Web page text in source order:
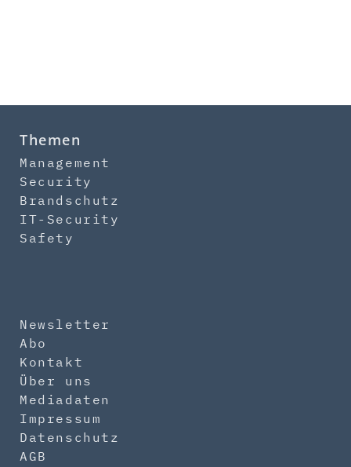
Themen
Management
Security
Brandschutz
IT-Security
Safety
Newsletter
Abo
Kontakt
Über uns
Mediadaten
Impressum
Datenschutz
AGB